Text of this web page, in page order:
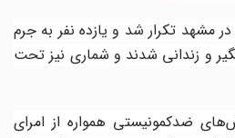
مشهد تکرار شد و یازده نفر به جرم
و زندانی شدند و شماری نیز تحت
ضد‌کمونیستی همواره از امرای